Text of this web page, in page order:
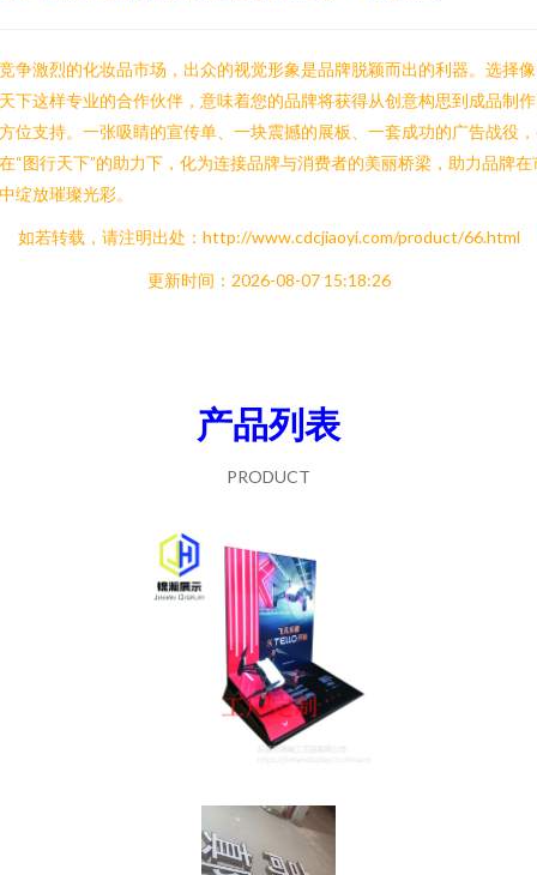
争激烈的化妆品市场，出众的视觉形象是品牌脱颖而出的利器。选择
下这样专业的合作伙伴，意味着您的品牌将获得从创意构思到成品制
位支持。一张吸睛的宣传单、一块震撼的展板、一套成功的广告战役
“图行天下”的助力下，化为连接品牌与消费者的美丽桥梁，助力品牌在
绽放璀璨光彩。
如若转载，请注明出处：http://www.cdcjiaoyi.com/product/66.html
更新时间：2026-08-07 15:18:26
产品列表
PRODUCT